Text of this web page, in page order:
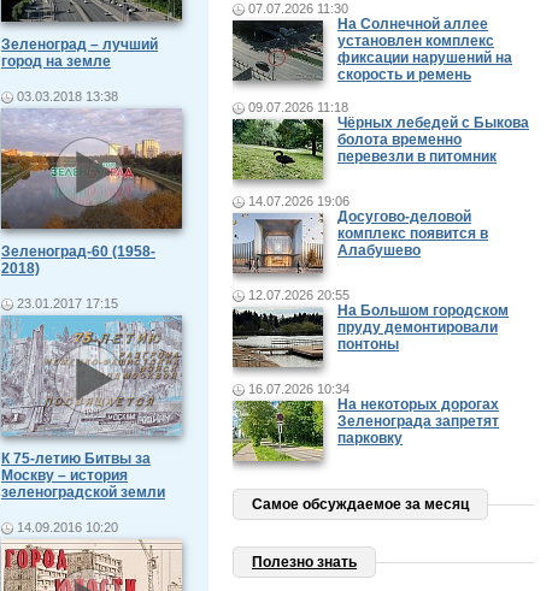
Зеленоград – лучший
город на земле
03.03.2018 13:38
Зеленоград-60 (1958-
2018)
23.01.2017 17:15
К 75-летию Битвы за
Москву – история
зеленоградской земли
14.09.2016 10:20
07.07.2026 11:30
На Солнечной аллее
установлен комплекс
фиксации нарушений на
скорость и ремень
09.07.2026 11:18
Чёрных лебедей с Быкова
болота временно
перевезли в питомник
14.07.2026 19:06
Досугово-деловой
комплекс появится в
Алабушево
12.07.2026 20:55
На Большом городском
пруду демонтировали
понтоны
16.07.2026 10:34
На некоторых дорогах
Зеленограда запретят
парковку
Самое обсуждаемое за месяц
Полезно знать